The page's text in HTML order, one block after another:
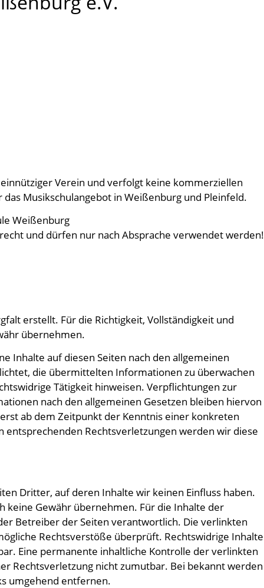
Verein und verfolgt keine kommerziellen
Musikschulangebot in Weißenburg und Pleinfeld.
Weißenburg
und dürfen nur nach Absprache verwendet werden!
erstellt. Für die Richtigkeit, Vollständigkeit und
übernehmen.
Inhalte auf diesen Seiten nach den allgemeinen
die übermittelten Informationen zu überwachen
Tätigkeit hinweisen. Verpflichtungen zur
nach den allgemeinen Gesetzen bleiben hiervon
ab dem Zeitpunkt der Kenntnis einer konkreten
Rechtsverletzungen werden wir diese
Dritter, auf deren Inhalte wir keinen Einfluss haben.
keine Gewähr übernehmen. Für die Inhalte der
Betreiber der Seiten verantwortlich. Die verlinkten
Rechtsverstöße überprüft. Rechtswidrige Inhalte
Eine permanente inhaltliche Kontrolle der verlinkten
Rechtsverletzung nicht zumutbar. Bei bekannt werden
umgehend entfernen.